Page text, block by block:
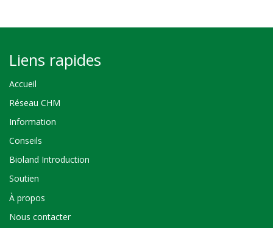
Liens rapides
Accueil
Réseau CHM
Information
Conseils
Bioland Introduction
Soutien
À propos
Nous contacter